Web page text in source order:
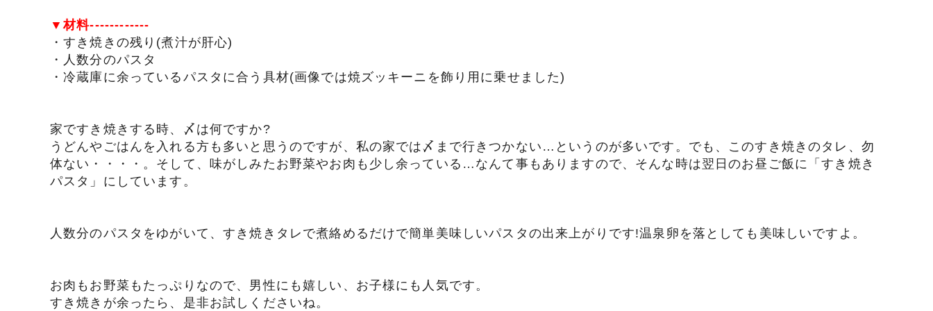
▼材料------------
・すき焼きの残り(煮汁が肝心)
・人数分のパスタ
・冷蔵庫に余っているパスタに合う具材(画像では焼ズッキーニを飾り用に乗せました)
家ですき焼きする時、〆は何ですか?
うどんやごはんを入れる方も多いと思うのですが、私の家では〆まで行きつかない…というのが多いです。でも、このすき焼きのタレ、勿
体ない・・・・。そして、味がしみたお野菜やお肉も少し余っている…なんて事もありますので、そんな時は翌日のお昼ご飯に「すき焼き
パスタ」にしています。
人数分のパスタをゆがいて、すき焼きタレで煮絡めるだけで簡単美味しいパスタの出来上がりです!温泉卵を落としても美味しいですよ。
お肉もお野菜もたっぷりなので、男性にも嬉しい、お子様にも人気です。
すき焼きが余ったら、是非お試しくださいね。